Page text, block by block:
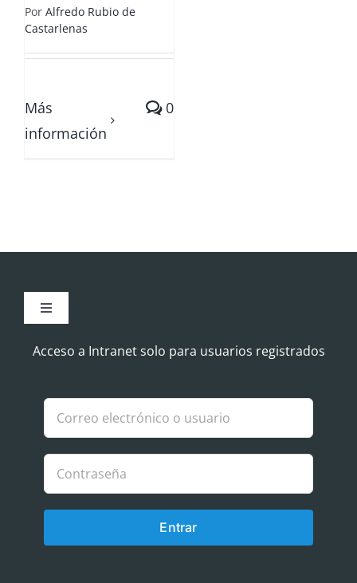
Por Alfredo Rubio de
Castarlenas
Más
información
0
Toggle
Aviso Legal
Política de Cookies
Política de privacidad
Acceso a Intranet solo para usuarios registrados
Entrar